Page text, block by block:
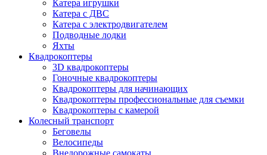
Катера игрушки
Катера с ДВС
Катера с электродвигателем
Подводные лодки
Яхты
Квадрокоптеры
3D квадрокоптеры
Гоночные квадрокоптеры
Квадрокоптеры для начинающих
Квадрокоптеры профессиональные для съемки
Квадрокоптеры с камерой
Колесный транспорт
Беговелы
Велосипеды
Внедорожные самокаты